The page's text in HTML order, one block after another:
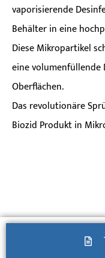
vaporisierende
Behälter in eine
Diese Mikropartikel
eine
Oberflächen.
Das revolutionäre
Biozid Produkt in